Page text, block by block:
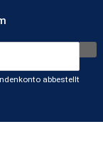
abbestellt